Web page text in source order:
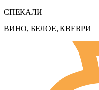
СПЕКАЛИ
ВИНО, БЕЛОЕ, КВЕВРИ